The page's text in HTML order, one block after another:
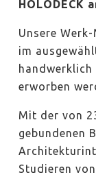
HOLODECK
Unsere
im
handwerklich
erworben
Mit der von
gebundenen
Studieren